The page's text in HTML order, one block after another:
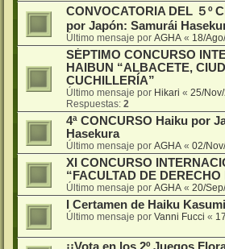
CONVOCATORIA DEL ５º
por Japón: Samurái
Último mensaje por AGHA « 18/
SÉPTIMO CONCURSO
HAIBUN “ALBACETE,
CUCHILLERÍA”
Último mensaje por Hikari « 25/
Respuestas: 2
4ª CONCURSO Haiku por
Hasekura
Último mensaje por AGHA « 02/
XI CONCURSO
“FACULTAD DE
Último mensaje por AGHA « 20/
I Certamen de Haiku Kasumi
Último mensaje por Vanni Fucci «